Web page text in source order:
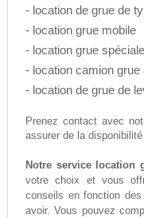
- location de grue de
- location grue mobile
- location grue
- location camion
- location de grue de
Prenez contact avec
assurer de la
Notre service location
votre choix et vous
conseils en fonction
avoir. Vous pouvez